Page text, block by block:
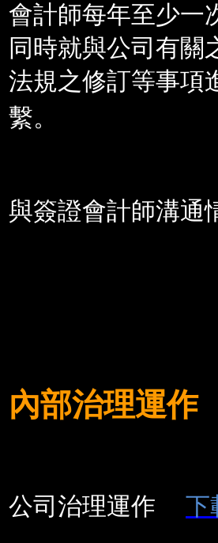
會計師每年至少一
同時就與公司有關
法規之修訂等事項
繫。
與簽證會計師溝
內部治理運作
公司治理運作 下